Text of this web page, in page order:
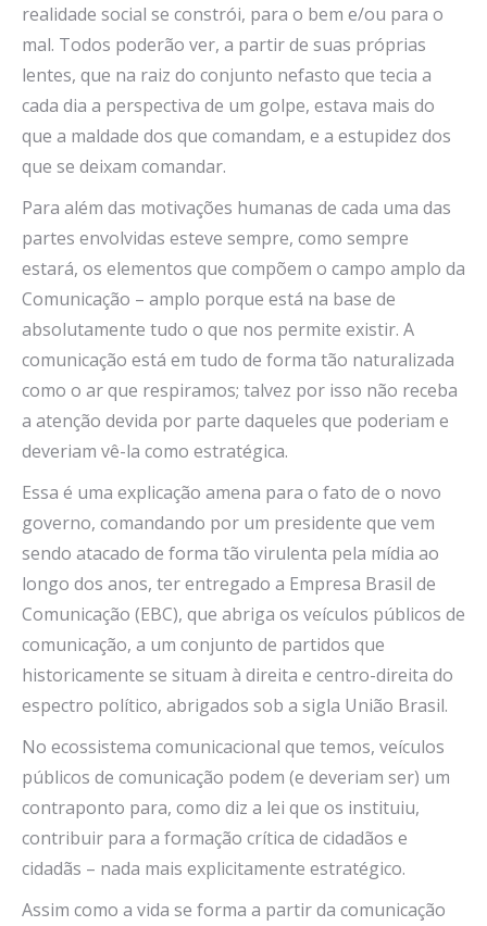
realidade social se constrói, para o bem e/ou para o
mal. Todos poderão ver, a partir de suas próprias
lentes, que na raiz do conjunto nefasto que tecia a
cada dia a perspectiva de um golpe, estava mais do
que a maldade dos que comandam, e a estupidez dos
que se deixam comandar.
Para além das motivações humanas de cada uma das
partes envolvidas esteve sempre, como sempre
estará, os elementos que compõem o campo amplo da
Comunicação – amplo porque está na base de
absolutamente tudo o que nos permite existir. A
comunicação está em tudo de forma tão naturalizada
como o ar que respiramos; talvez por isso não receba
a atenção devida por parte daqueles que poderiam e
deveriam vê-la como estratégica.
Essa é uma explicação amena para o fato de o novo
governo, comandando por um presidente que vem
sendo atacado de forma tão virulenta pela mídia ao
longo dos anos, ter entregado a Empresa Brasil de
Comunicação (EBC), que abriga os veículos públicos de
comunicação, a um conjunto de partidos que
historicamente se situam à direita e centro-direita do
espectro político, abrigados sob a sigla União Brasil.
No ecossistema comunicacional que temos, veículos
públicos de comunicação podem (e deveriam ser) um
contraponto para, como diz a lei que os instituiu,
contribuir para a formação crítica de cidadãos e
cidadãs – nada mais explicitamente estratégico.
Assim como a vida se forma a partir da comunicação